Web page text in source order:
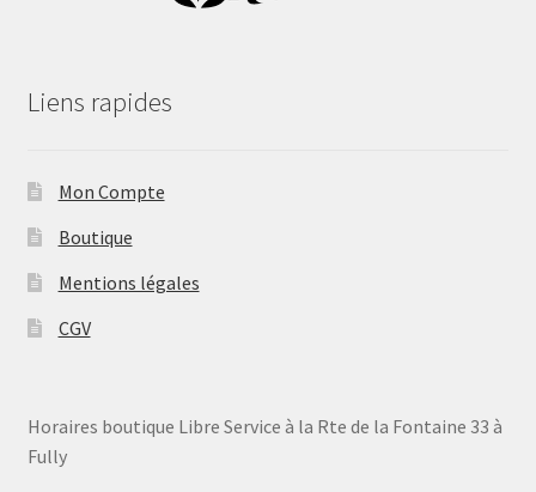
Liens rapides
Mon Compte
Boutique
Mentions légales
CGV
Horaires boutique Libre Service à la Rte de la Fontaine 33 à
Fully